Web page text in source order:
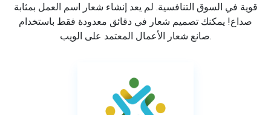
قوية في السوق التنافسية. لم يعد إنشاء شعار اسم العمل بمثابة
صداع! يمكنك تصميم شعار في دقائق معدودة فقط باستخدام
صانع شعار الأعمال المعتمد على الويب.